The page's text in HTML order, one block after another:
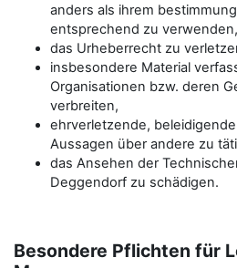
anders als ihrem
entsprechend zu verwenden,
das Urheberrecht zu
insbesondere Material
Organisationen bzw. deren
verbreiten,
ehrverletzende,
Aussagen über andere zu
das Ansehen der
Deggendorf zu schädigen.
Besondere Pflichten für